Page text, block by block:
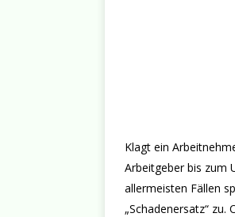
Klagt ein
Arbeitgeber bis zum
allermeisten Fällen
„Schadenersatz“